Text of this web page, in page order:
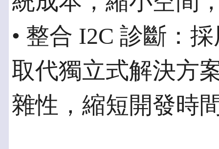
• 整合 I2C 診斷：
取代獨立式解決方
雜性，縮短開發時